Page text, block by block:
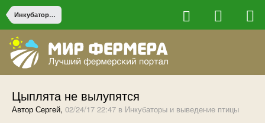
Инкубаторы и выведение птицы
Цыплята не вылупятся
Автор Сергей, 02/24/17 22:47 в Инкубаторы и выведение птицы